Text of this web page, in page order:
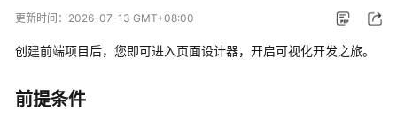
动
品
介
更新时间： 2026-07-13 GMT+08:00
创建前端项目后，您即可进入页面设计器，开启可视化开发之旅。
前提条件